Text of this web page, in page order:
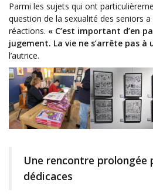
Parmi les sujets qui ont
question de la sexualité des seniors
réactions. « C’est important d’en
jugement. La vie ne s’arrête pas à
l’autrice.
Une rencontre prolongée
dédicaces